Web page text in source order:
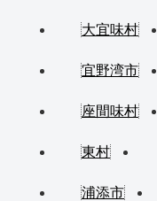
大宜味村
宜野湾市
座間味村
東村
浦添市